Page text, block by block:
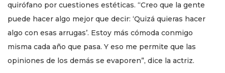
quirófano por cuestiones estéticas. “Creo que la gente
puede hacer algo mejor que decir: ‘Quizá quieras hacer
algo con esas arrugas’. Estoy más cómoda conmigo
misma cada año que pasa. Y eso me permite que las
opiniones de los demás se evaporen”, dice la actriz.